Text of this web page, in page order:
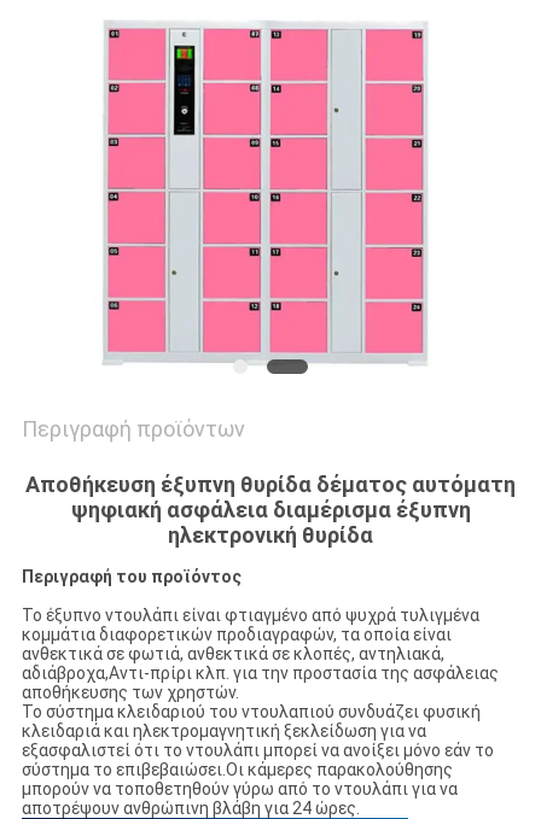
Περιγραφή προϊόντων
Αποθήκευση έξυπνη θυρίδα δέματος αυτόματη
ψηφιακή ασφάλεια διαμέρισμα έξυπνη
ηλεκτρονική θυρίδα
Περιγραφή του προϊόντος
Το έξυπνο ντουλάπι είναι φτιαγμένο από ψυχρά τυλιγμένα
κομμάτια διαφορετικών προδιαγραφών, τα οποία είναι
ανθεκτικά σε φωτιά, ανθεκτικά σε κλοπές, αντηλιακά,
αδιάβροχα,Αντι-πρίρι κλπ. για την προστασία της ασφάλειας
αποθήκευσης των χρηστών.
Το σύστημα κλειδαριού του ντουλαπιού συνδυάζει φυσική
κλειδαριά και ηλεκτρομαγνητική ξεκλείδωση για να
εξασφαλιστεί ότι το ντουλάπι μπορεί να ανοίξει μόνο εάν το
σύστημα το επιβεβαιώσει.Οι κάμερες παρακολούθησης
μπορούν να τοποθετηθούν γύρω από το ντουλάπι για να
αποτρέψουν ανθρώπινη βλάβη για 24 ώρες.